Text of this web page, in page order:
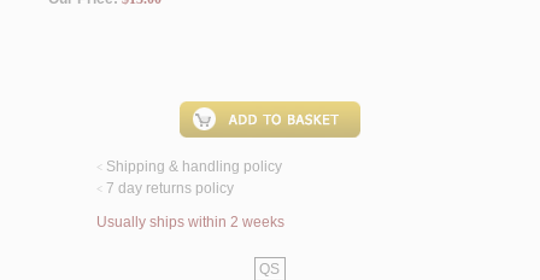
< Shipping & handling policy
< 7 day returns policy
Usually ships within 2 weeks
QS